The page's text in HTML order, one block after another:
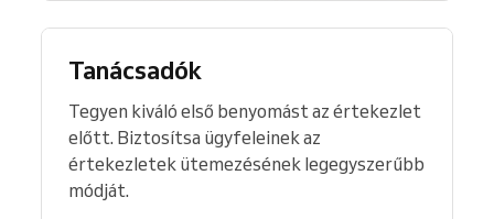
Tanácsadók
Tegyen kiváló első benyomást az értekezlet
előtt. Biztosítsa ügyfeleinek az
értekezletek ütemezésének legegyszerűbb
módját.